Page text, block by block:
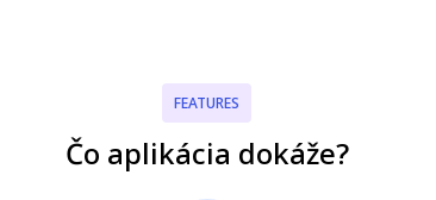
FEATURES
Čo aplikácia dokáže?